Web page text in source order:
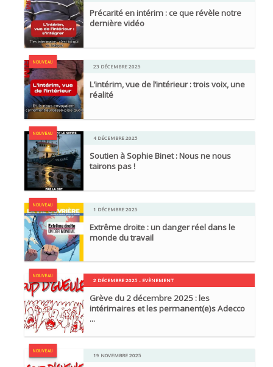
Précarité en intérim : ce que révèle notre
dernière vidéo
NOUVEAU
23 DÉCEMBRE 2025
L’intérim, vue de l’intérieur : trois voix, une
réalité
NOUVEAU
4 DÉCEMBRE 2025
Soutien à Sophie Binet : Nous ne nous
tairons pas !
NOUVEAU
1 DÉCEMBRE 2025
Extrême droite : un danger réel dans le
monde du travail
NOUVEAU
2 DÉCEMBRE 2025 - EVÈNEMENT
Grève du 2 décembre 2025 : les
intérimaires et les permanent(e)s Adecco
...
NOUVEAU
19 NOVEMBRE 2025